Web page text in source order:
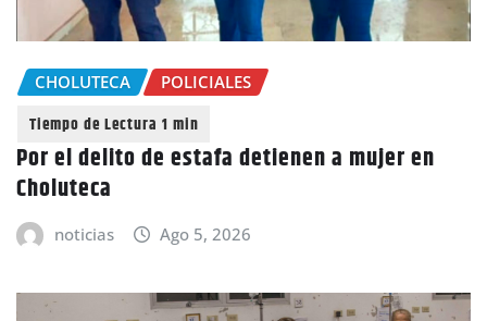
CHOLUTECA POLICIALES
Por el delito de estafa detienen a mujer en
Choluteca
noticias Ago 5, 2026